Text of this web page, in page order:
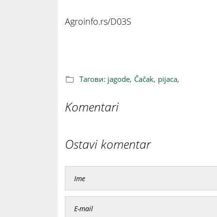
Agroinfo.rs/D03S
Тагови: jagode, Čačak, pijaca,
Komentari
Ostavi komentar